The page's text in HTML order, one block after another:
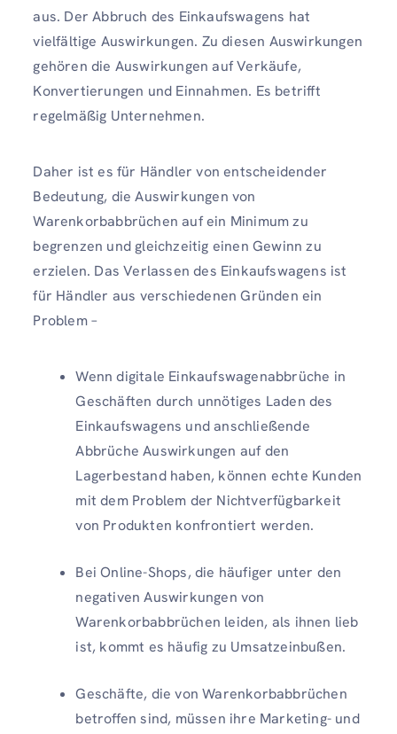
aus. Der Abbruch des Einkaufswagens hat
vielfältige Auswirkungen. Zu diesen Auswirkungen
gehören die Auswirkungen auf Verkäufe,
Konvertierungen und Einnahmen. Es betrifft
regelmäßig Unternehmen.
Daher ist es für Händler von entscheidender
Bedeutung, die Auswirkungen von
Warenkorbabbrüchen auf ein Minimum zu
begrenzen und gleichzeitig einen Gewinn zu
erzielen. Das Verlassen des Einkaufswagens ist
für Händler aus verschiedenen Gründen ein
Problem –
Wenn digitale Einkaufswagenabbrüche in
Geschäften durch unnötiges Laden des
Einkaufswagens und anschließende
Abbrüche Auswirkungen auf den
Lagerbestand haben, können echte Kunden
mit dem Problem der Nichtverfügbarkeit
von Produkten konfrontiert werden.
Bei Online-Shops, die häufiger unter den
negativen Auswirkungen von
Warenkorbabbrüchen leiden, als ihnen lieb
ist, kommt es häufig zu Umsatzeinbußen.
Geschäfte, die von Warenkorbabbrüchen
betroffen sind, müssen ihre Marketing- und